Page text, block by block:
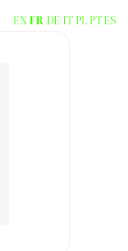
EN FR DE IT PL PTES